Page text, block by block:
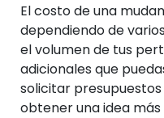
El costo de una
dependiendo de
el volumen de tus
adicionales que
solicitar
obtener una idea más